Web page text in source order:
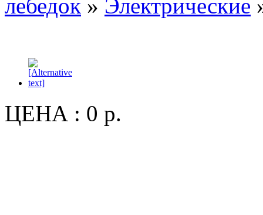
лебедок » Электрические
ЦЕНА : 0 р.